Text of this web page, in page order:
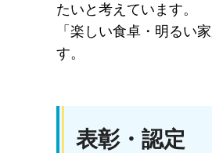
たいと考えています。
「楽しい食卓・明るい
す。
表彰・認定